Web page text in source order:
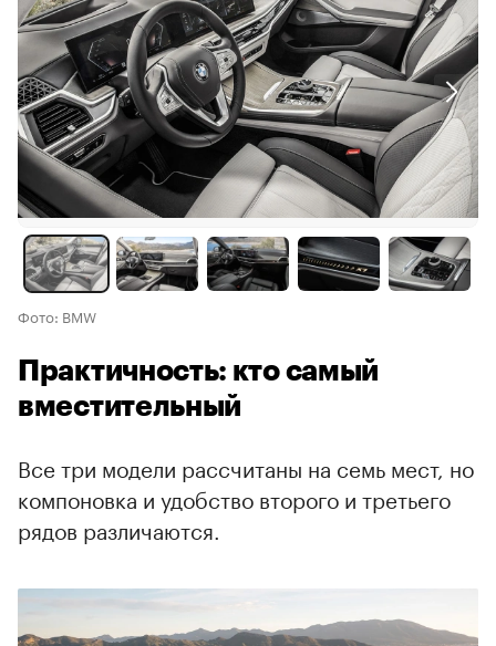
Фото: BMW
Практичность: кто самый
вместительный
Все три модели рассчитаны на семь мест, но
компоновка и удобство второго и третьего
рядов различаются.